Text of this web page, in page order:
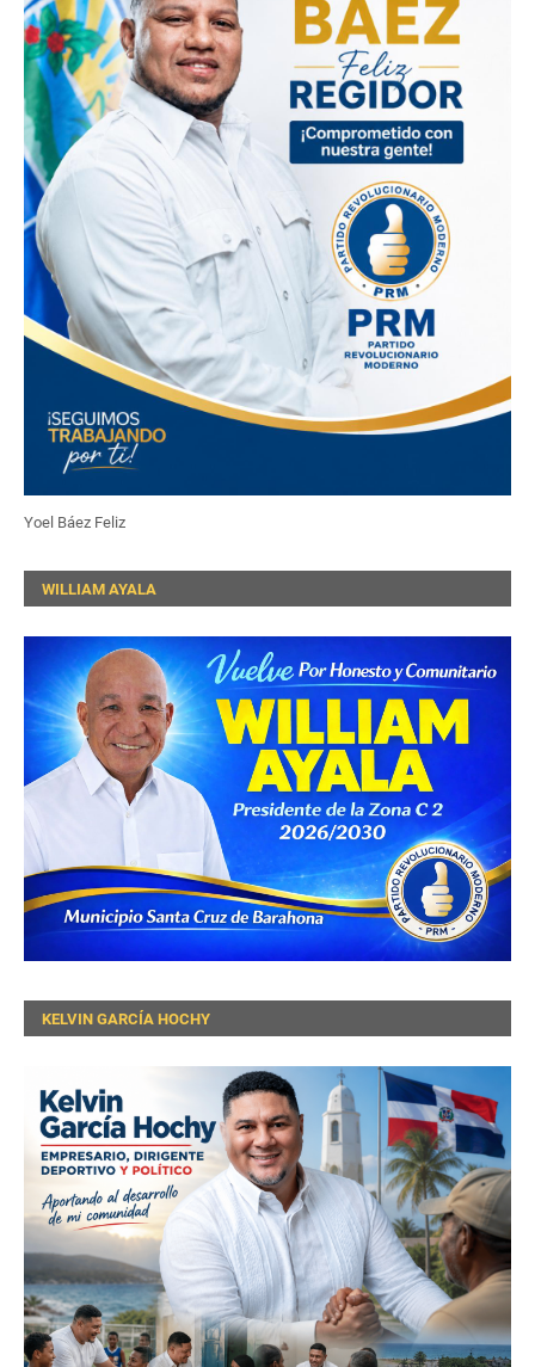
Yoel Báez Feliz
WILLIAM AYALA
KELVIN GARCÍA HOCHY